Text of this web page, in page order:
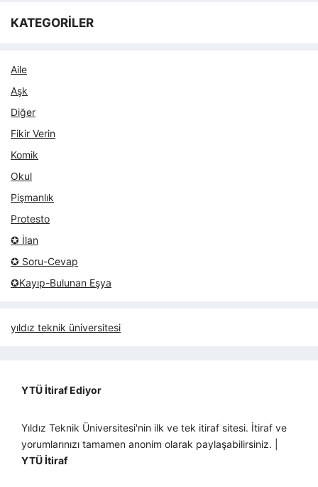
KATEGORİLER
Aile
Aşk
Diğer
Fikir Verin
Komik
Okul
Pişmanlık
Protesto
✪ İlan
✪ Soru-Cevap
✪Kayıp-Bulunan Eşya
yıldız teknik üniversitesi
YTÜ İtiraf Ediyor
Yıldız Teknik Üniversitesi'nin ilk ve tek itiraf sitesi. İtiraf ve
yorumlarınızı tamamen anonim olarak paylaşabilirsiniz. |
YTÜ İtiraf